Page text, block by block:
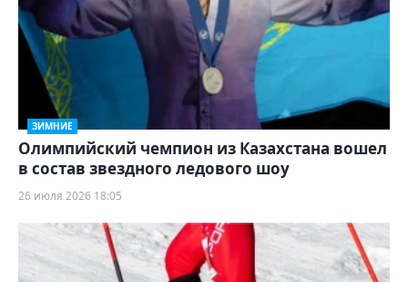
ЗИМНИЕ
Олимпийский чемпион из Казахстана вошел
в состав звездного ледового шоу
26 июля 2026 18:05